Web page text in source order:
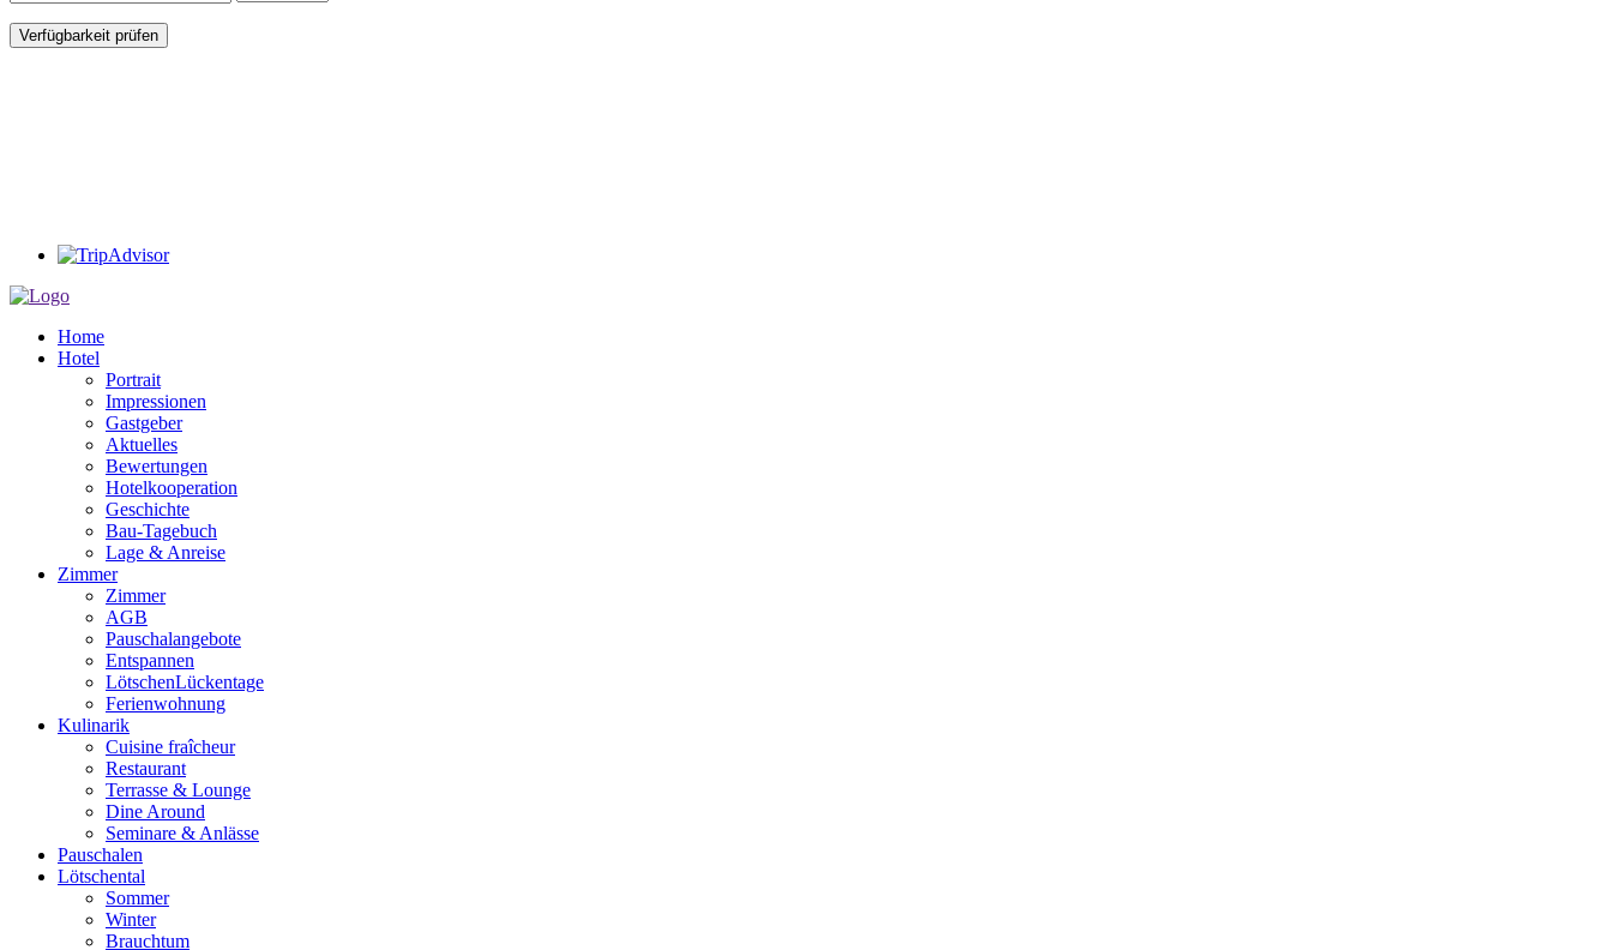
Home
Hotel
Portrait
Impressionen
Gastgeber
Aktuelles
Bewertungen
Hotelkooperation
Geschichte
Bau-Tagebuch
Lage & Anreise
Zimmer
Zimmer
AGB
Pauschalangebote
Entspannen
LötschenLückentage
Ferienwohnung
Kulinarik
Cuisine fraîcheur
Restaurant
Terrasse & Lounge
Dine Around
Seminare & Anlässe
Pauschalen
Lötschental
Sommer
Winter
Brauchtum